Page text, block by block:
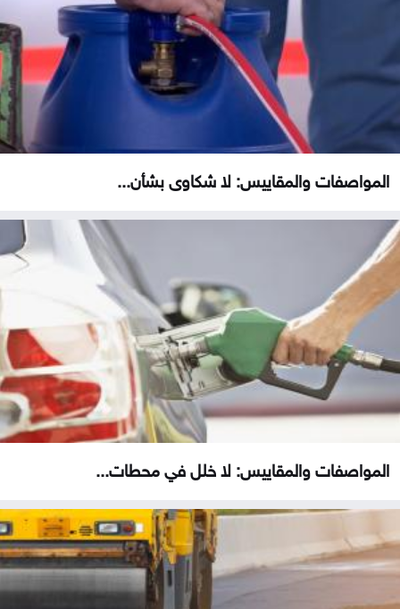
المواصفات والمقاييس: لا شكاوى بشأن...
المواصفات والمقاييس: لا خلل في محطات...